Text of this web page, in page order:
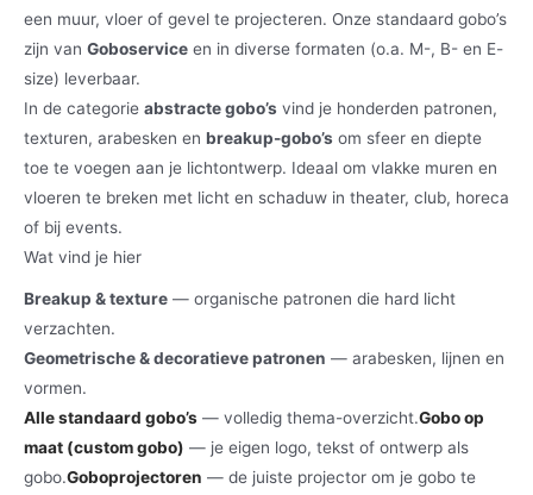
een muur, vloer of gevel te projecteren. Onze standaard gobo’s
zijn van Goboservice en in diverse formaten (o.a. M-, B- en E-
size) leverbaar.
In de categorie abstracte gobo’s vind je honderden patronen,
texturen, arabesken en breakup-gobo’s om sfeer en diepte
toe te voegen aan je lichtontwerp. Ideaal om vlakke muren en
vloeren te breken met licht en schaduw in theater, club, horeca
of bij events.
Wat vind je hier
Breakup & texture — organische patronen die hard licht
verzachten.
Geometrische & decoratieve patronen — arabesken, lijnen en
vormen.
Alle standaard gobo’s — volledig thema-overzicht.Gobo op
maat (custom gobo) — je eigen logo, tekst of ontwerp als
gobo.Goboprojectoren — de juiste projector om je gobo te